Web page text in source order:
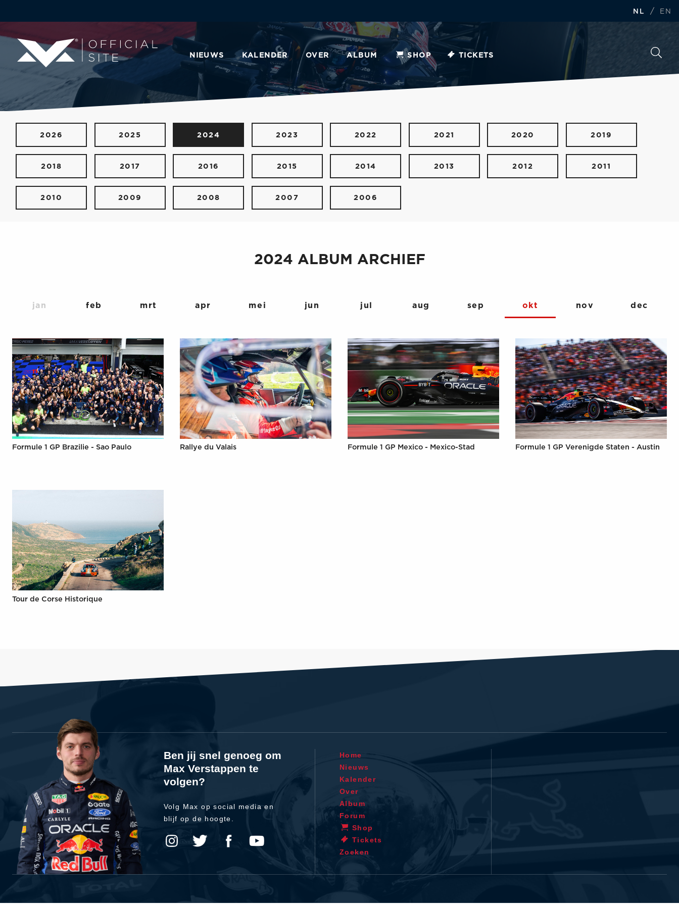
NL / EN
NIEUWS KALENDER OVER ALBUM SHOP TICKETS
2026 2025 2024 2023 2022 2021 2020 2019
2018 2017 2016 2015 2014 2013 2012 2011
2010 2009 2008 2007 2006
2024 ALBUM ARCHIEF
jan feb mrt apr mei jun jul aug sep okt nov dec
Formule 1 GP Brazilie - Sao Paulo Rallye du Valais Formule 1 GP Mexico - Mexico-Stad Formule 1 GP Verenigde Staten - Austin
Tour de Corse Historique
Ben jij snel genoeg om
Max Verstappen te
volgen?
Volg Max op social media en
blijf op de hoogte.
Home
Nieuws
Kalender
Over
Album
Forum
Shop
Tickets
Zoeken